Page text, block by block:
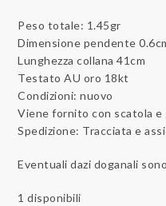
Peso totale: 1.45gr
Dimensione pendente
Lunghezza collana 41cm
Testato AU oro 18kt
Condizioni: nuovo
Viene fornito con scatola e
Spedizione: Tracciata e
Eventuali dazi doganali
1 disponibili